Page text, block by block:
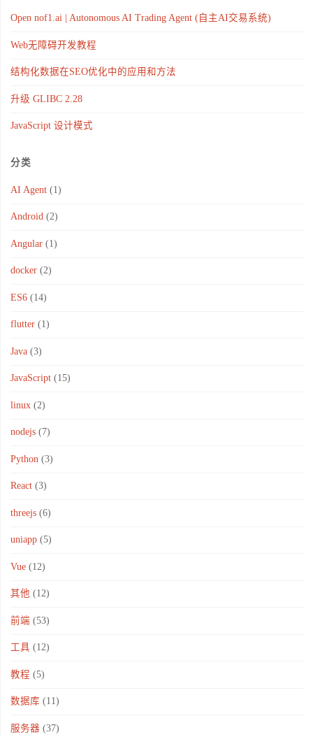
Open nof1.ai | Autonomous AI Trading Agent (自主AI交易系统)
Web无障碍开发教程
结构化数据在SEO优化中的应用和方法
升级 GLIBC 2.28
JavaScript 设计模式
分类
AI Agent(1)
Android(2)
Angular(1)
docker(2)
ES6(14)
flutter(1)
Java(3)
JavaScript(15)
linux(2)
nodejs(7)
Python (3)
React(3)
threejs(6)
uniapp(5)
Vue(12)
其他 (12)
前端 (53)
工具 (12)
教程 (5)
数据库 (11)
服务器 (37)